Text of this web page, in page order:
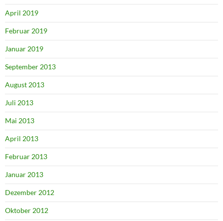
April 2019
Februar 2019
Januar 2019
September 2013
August 2013
Juli 2013
Mai 2013
April 2013
Februar 2013
Januar 2013
Dezember 2012
Oktober 2012